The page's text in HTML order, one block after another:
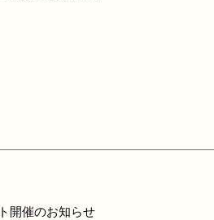
開催のお知らせ